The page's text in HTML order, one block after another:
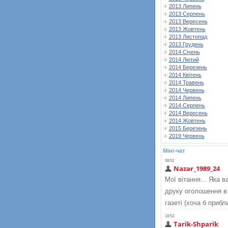
2013 Липень
2013 Серпень
2013 Вересень
2013 Жовтень
2013 Листопад
2013 Грудень
2014 Січень
2014 Лютий
2014 Березень
2014 Квітень
2014 Травень
2014 Червень
2014 Липень
2014 Серпень
2014 Вересень
2014 Жовтень
2015 Березень
2019 Червень
Міні-чат